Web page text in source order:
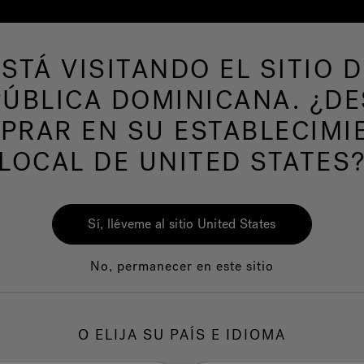
de hidromasaje Más productos Nuestra
VISITANDO EL SITIO
DOMINICANA.
EN SU
LOCAL DE UNITED STATES?
Sí, lléveme al sitio United States
No, permanecer en este sitio
O ELIJA SU PAÍS E IDIOMA